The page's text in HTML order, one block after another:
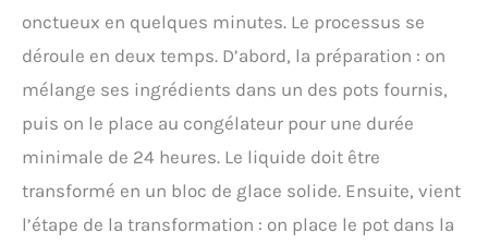
onctueux en quelques minutes. Le processus se
déroule en deux temps. D’abord, la préparation : on
mélange ses ingrédients dans un des pots fournis,
puis on le place au congélateur pour une durée
minimale de 24 heures. Le liquide doit être
transformé en un bloc de glace solide. Ensuite, vient
l’étape de la transformation : on place le pot dans la